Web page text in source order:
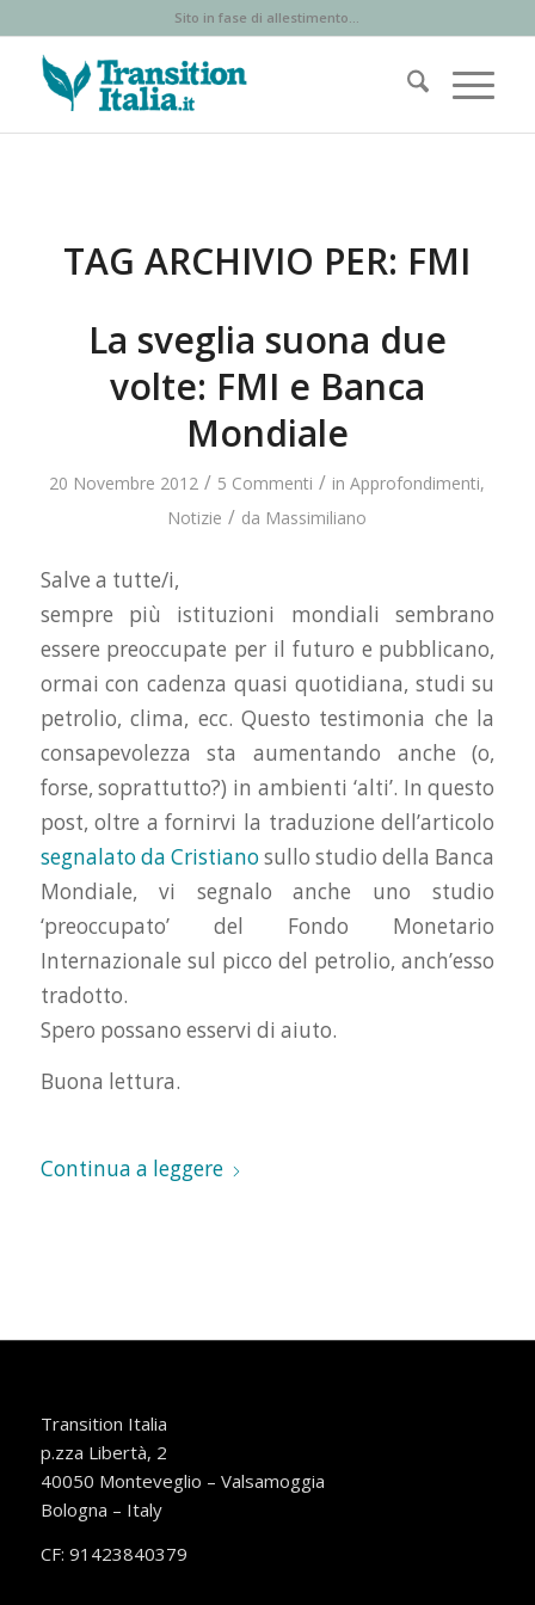
Sito in fase di allestimento...
TAG ARCHIVIO PER: FMI
La sveglia suona due
volte: FMI e Banca
Mondiale
20 Novembre 2012 / 5 Commenti / inApprofondimenti,
Notizie / da Massimiliano
Salve a tutte/i,
sempre più istituzioni mondiali sembrano
essere preoccupate per il futuro e pubblicano,
ormai con cadenza quasi quotidiana, studi su
petrolio, clima, ecc. Questo testimonia che la
consapevolezza sta aumentando anche (o,
forse, soprattutto?) in ambienti ‘alti’. In questo
post, oltre a fornirvi la traduzione dell’articolo
segnalato da Cristiano sullo studio della Banca
Mondiale, vi segnalo anche uno studio
‘preoccupato’ del Fondo Monetario
Internazionale sul picco del petrolio, anch’esso
tradotto.
Spero possano esservi di aiuto.
Buona lettura.
Continua a leggere
Transition Italia
p.zza Libertà, 2
40050 Monteveglio – Valsamoggia
Bologna – Italy
CF: 91423840379